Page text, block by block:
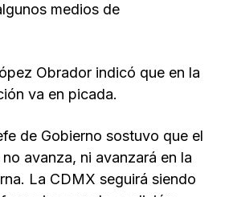
medios de
Obrador indicó que en la
va en picada.
de Gobierno sostuvo que el
avanza, ni avanzará en la
La CDMX seguirá siendo